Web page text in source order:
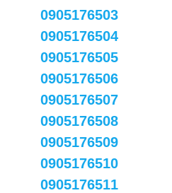
0905176503
0905176504
0905176505
0905176506
0905176507
0905176508
0905176509
0905176510
0905176511